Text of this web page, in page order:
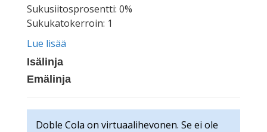
Sukusiitosprosentti: 0%
Sukukatokerroin: 1
Lue lisää
Isälinja
Emälinja
Doble Cola on virtuaalihevonen. Se ei ole